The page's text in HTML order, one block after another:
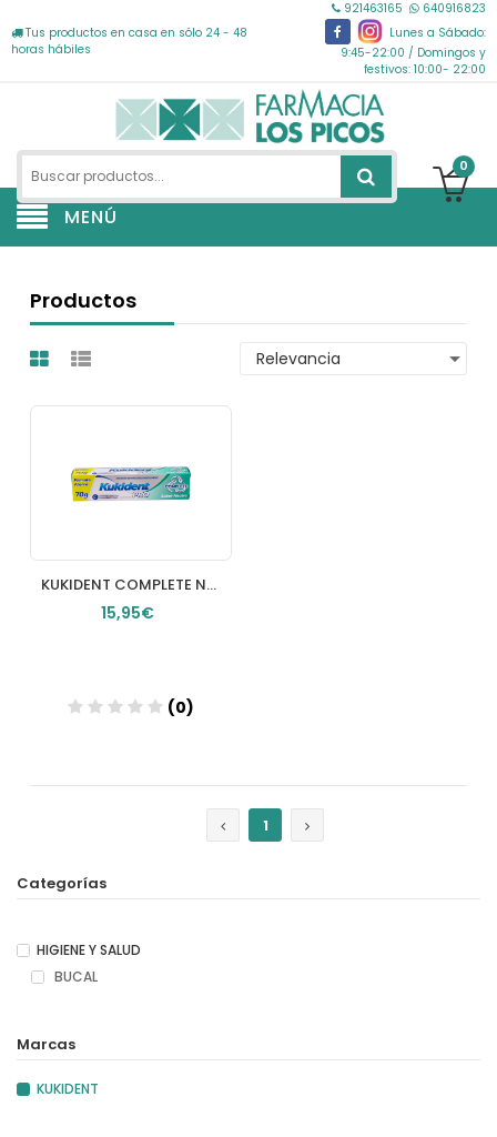
Tus productos en casa en sólo 24 - 48
horas hábiles
921463165
640916823
Lunes a Sábado:
9:45-22:00 / Domingos y
festivos: 10:00- 22:00
0
MENÚ
Productos
KUKIDENT COMPLETE NEUTRO 70 G
15,95€
(0)
1
Categorías
HIGIENE Y SALUD
BUCAL
Marcas
KUKIDENT